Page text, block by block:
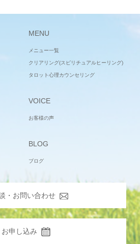
MENU
メニュー一覧
クリアリング(スピリチュアルヒーリング)
タロット心理カウンセリング
VOICE
お客様の声
BLOG
ブログ
・お問い合わせ
お申し込み